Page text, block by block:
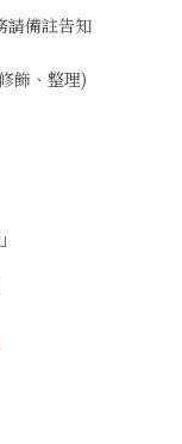
請備註告知
飾、整理)